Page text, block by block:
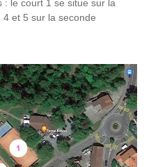
: le court 1 se situe sur la
et 5 sur la seconde